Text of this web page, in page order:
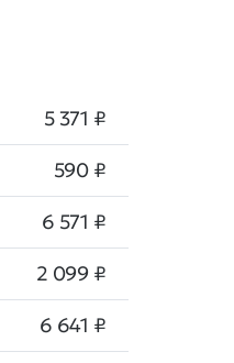
5 371 ₽
590 ₽
6 571 ₽
2 099 ₽
6 641 ₽